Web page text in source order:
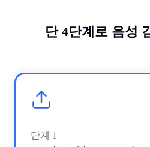
단 4단계로 음성
단계 1